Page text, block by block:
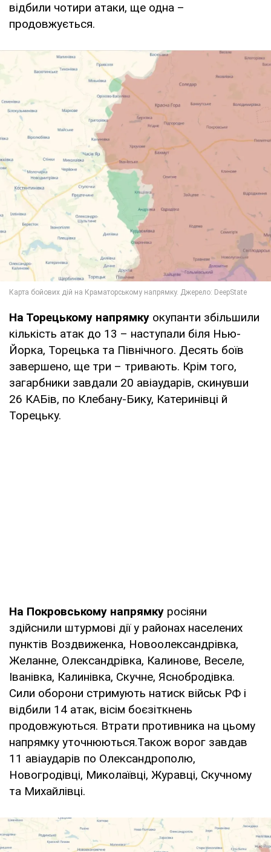
відбили чотири атаки, ще одна –
продовжується.
На Торецькому напрямку окупанти збільшили
кількість атак до 13 – наступали біля Нью-
Йорка, Торецька та Північного. Десять боїв
завершено, ще три – тривають. Крім того,
загарбники завдали 20 авіаударів, скинувши
26 КАБів, по Клебану-Бику, Катеринівці й
Торецьку.
На Покровському напрямку росіяни
здійснили штурмові дії у районах населених
пунктів Воздвиженка, Новоолександрівка,
Желанне, Олександрівка, Калинове, Веселе,
Іванівка, Калинівка, Скучне, Яснобродівка.
Сили оборони стримують натиск військ РФ і
відбили 14 атак, вісім боєзіткнень
продовжуються. Втрати противника на цьому
напрямку уточнюються.Також ворог завдав
11 авіаударів по Олександрополю,
Новогродівці, Миколаївці, Журавці, Скучному
та Михайлівці.